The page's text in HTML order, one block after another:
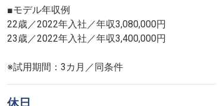
■モデル年収例
22歳／2022年入社／年収3,080,000円
23歳／2022年入社／年収3,400,000円
※試用期間：3カ月／同条件
休日